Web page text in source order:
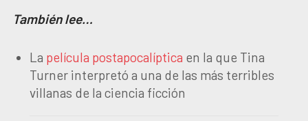
También lee…
La película postapocalíptica en la que Tina
Turner interpretó a una de las más terribles
villanas de la ciencia ficción